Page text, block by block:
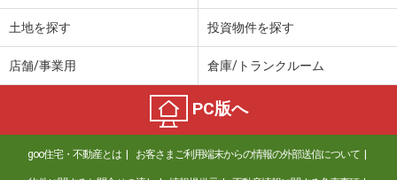
土地を探す 投資物件を探す
店舗/事業用 倉庫/トランクルーム
PC版へ
goo住宅・不動産とは お客さまご利用端末からの情報の外部送信について